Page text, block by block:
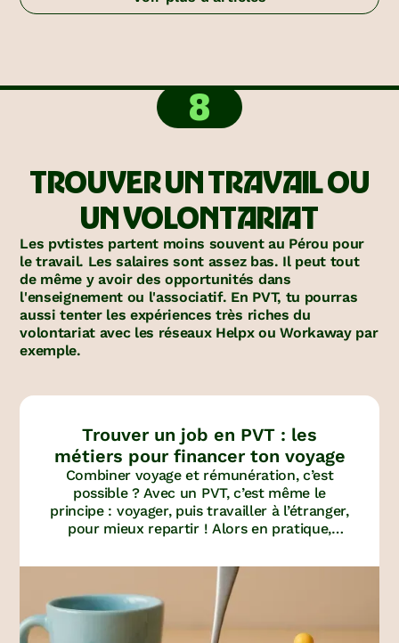
8
TROUVER UN TRAVAIL OU
UN VOLONTARIAT
Les pvtistes partent moins souvent au Pérou pour
le travail. Les salaires sont assez bas. Il peut tout
de même y avoir des opportunités dans
l'enseignement ou l'associatif. En PVT, tu pourras
aussi tenter les expériences très riches du
volontariat avec les réseaux Helpx ou Workaway par
exemple.
Trouver un job en PVT : les
métiers pour financer ton voyage
Combiner voyage et rémunération, c’est
possible ? Avec un PVT, c’est même le
principe : voyager, puis travailler à l’étranger,
pour mieux repartir ! Alors en pratique,
viser à l’étranger ?